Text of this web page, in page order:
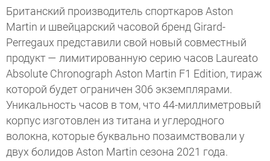
Британский производитель спорткаров Aston
Martin и швейцарский часовой бренд Girard-
Perregaux представили свой новый совместный
продукт — лимитированную серию часов Laureato
Absolute Chronograph Aston Martin F1 Edition, тираж
которой будет ограничен 306 экземплярами.
Уникальность часов в том, что 44-миллиметровый
корпус изготовлен из титана и углеродного
волокна, которые буквально позаимствовали у
двух болидов Aston Martin сезона 2021 года.